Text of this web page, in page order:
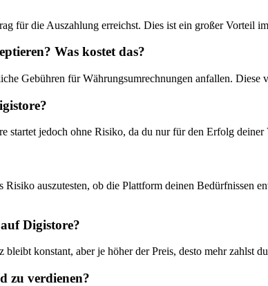
⁢für die Auszahlung erreichst. Dies ist ein großer Vorteil
Was kostet das?
​Gebühren für⁢ Währungsumrechnungen anfallen. Diese
jedoch ohne Risiko, da du nur für den Erfolg deiner
‍auszutesten, ob ​die‌ Plattform deinen Bedürfnissen
Digistore?
konstant, aber je höher ‌der ‍Preis, desto mehr zahlst
zu verdienen?